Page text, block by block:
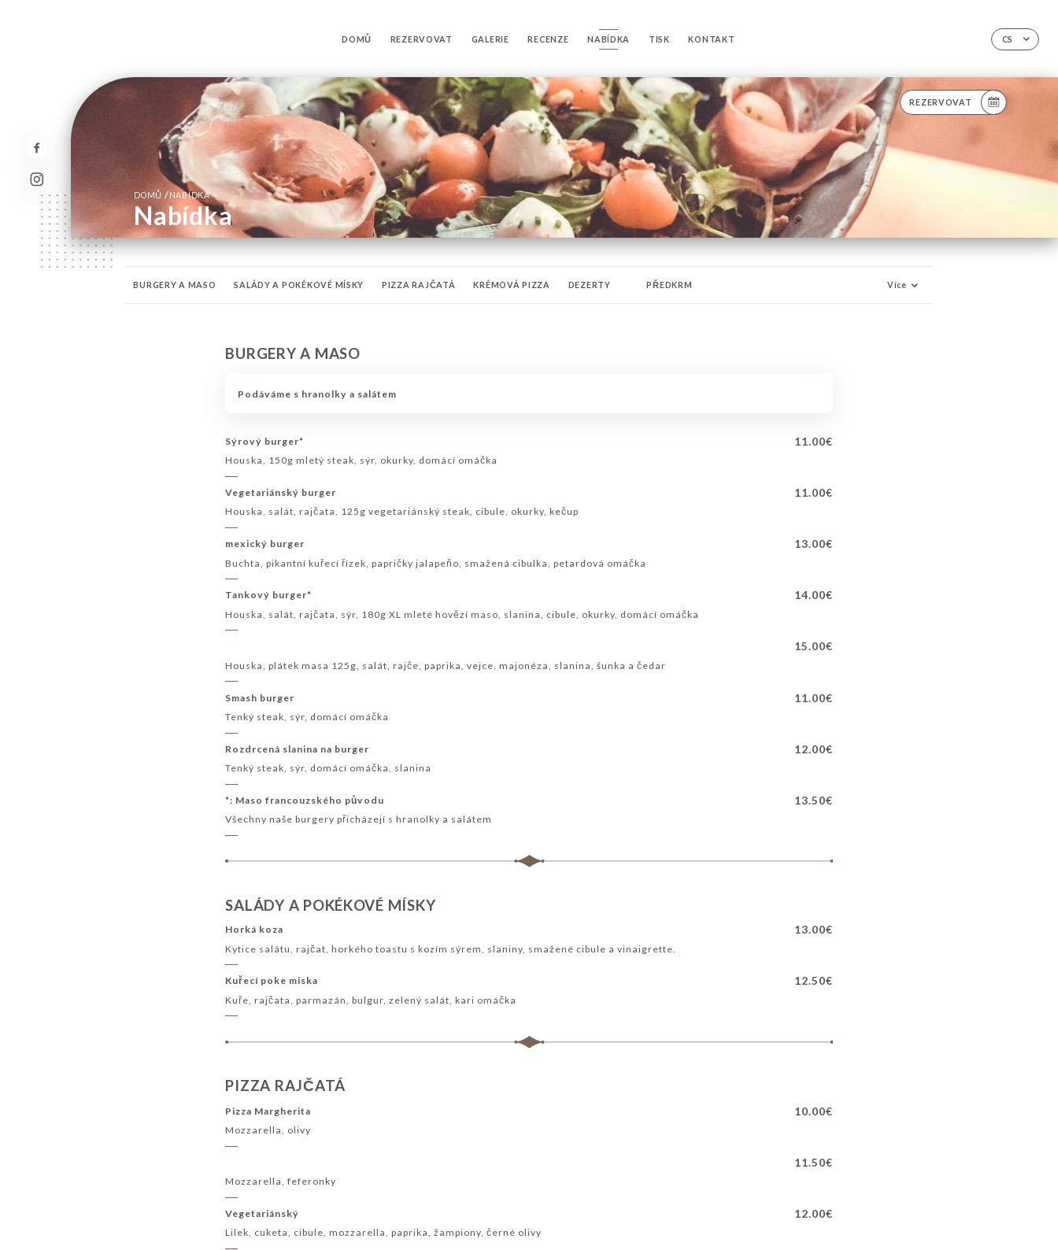
CS
DOMŮ REZERVOVAT GALERIE RECENZE NABÍDKA TISK KONTAKT
REZERVOVAT
DOMŮ / NABÍDKA
Nabídka
BURGERY A MASO SALÁDY A POKÉKOVÉ MÍSKY PIZZA RAJČATÁ KRÉMOVÁ PIZZA DEZERTY PŘEDKRM
LAHVOVÁ VÍNA VÍNA PO SKLENICÍCH
Více
BURGERY A MASO
Podáváme s hranolky a salátem
Sýrový burger* 11.00€
Houska, 150g mletý steak, sýr, okurky, domácí omáčka
Vegetariánský burger 11.00€
Houska, salát, rajčata, 125g vegetariánský steak, cibule, okurky, kečup
mexický burger 13.00€
Buchta, pikantní kuřecí řízek, papričky jalapeňo, smažená cibulka, petardová omáčka
Tankový burger* 14.00€
Houska, salát, rajčata, sýr, 180g XL mleté hovězí maso, slanina, cibule, okurky, domácí omáčka
15.00€
Houska, plátek masa 125g, salát, rajče, paprika, vejce, majonéza, slanina, šunka a čedar
Smash burger 11.00€
Tenký steak, sýr, domácí omáčka
Rozdrcená slanina na burger 12.00€
Tenký steak, sýr, domácí omáčka, slanina
*: Maso francouzského původu 13.50€
Všechny naše burgery přicházejí s hranolky a salátem
SALÁDY A POKÉKOVÉ MÍSKY
Horká koza 13.00€
Kytice salátu, rajčat, horkého toastu s kozím sýrem, slaniny, smažené cibule a vinaigrette.
Kuřecí poke miska 12.50€
Kuře, rajčata, parmazán, bulgur, zelený salát, kari omáčka
PIZZA RAJČATÁ
Pizza Margherita 10.00€
Mozzarella, olivy
11.50€
Mozzarella, feferonky
Vegetariánský 12.00€
Lilek, cuketa, cibule, mozzarella, paprika, žampiony, černé olivy